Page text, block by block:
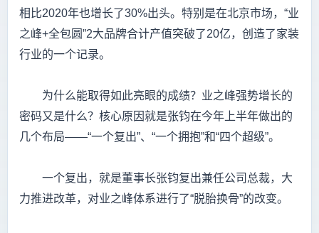
相比2020年也增长了30%出头。特别是在北京市场，“业
之峰+全包圆”2大品牌合计产值突破了20亿，创造了家装
行业的一个记录。
为什么能取得如此亮眼的成绩？业之峰强势增长的
密码又是什么？核心原因就是张钧在今年上半年做出的
几个布局——“一个复出”、“一个拥抱”和“四个超级”。
一个复出，就是董事长张钧复出兼任公司总裁，大
力推进改革，对业之峰体系进行了“脱胎换骨”的改变。